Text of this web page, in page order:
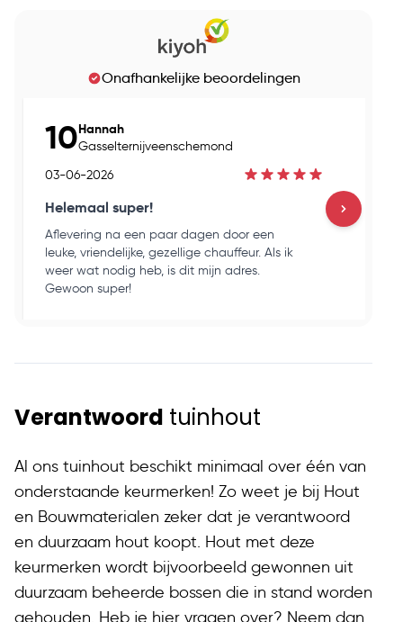
Onafhankelijke beoordelingen
10Hannah
Gasselternijveenschemond
03-06-2026
Helemaal super!
Aflevering na een paar dagen door een
leuke, vriendelijke, gezellige chauffeur. Als ik
weer wat nodig heb, is dit mijn adres.
Gewoon super!
Verantwoord tuinhout
Al ons tuinhout beschikt minimaal over één van
onderstaande keurmerken! Zo weet je bij Hout
en Bouwmaterialen zeker dat je verantwoord
en duurzaam hout koopt. Hout met deze
keurmerken wordt bijvoorbeeld gewonnen uit
duurzaam beheerde bossen die in stand worden
gehouden. Heb je hier vragen over? Neem dan